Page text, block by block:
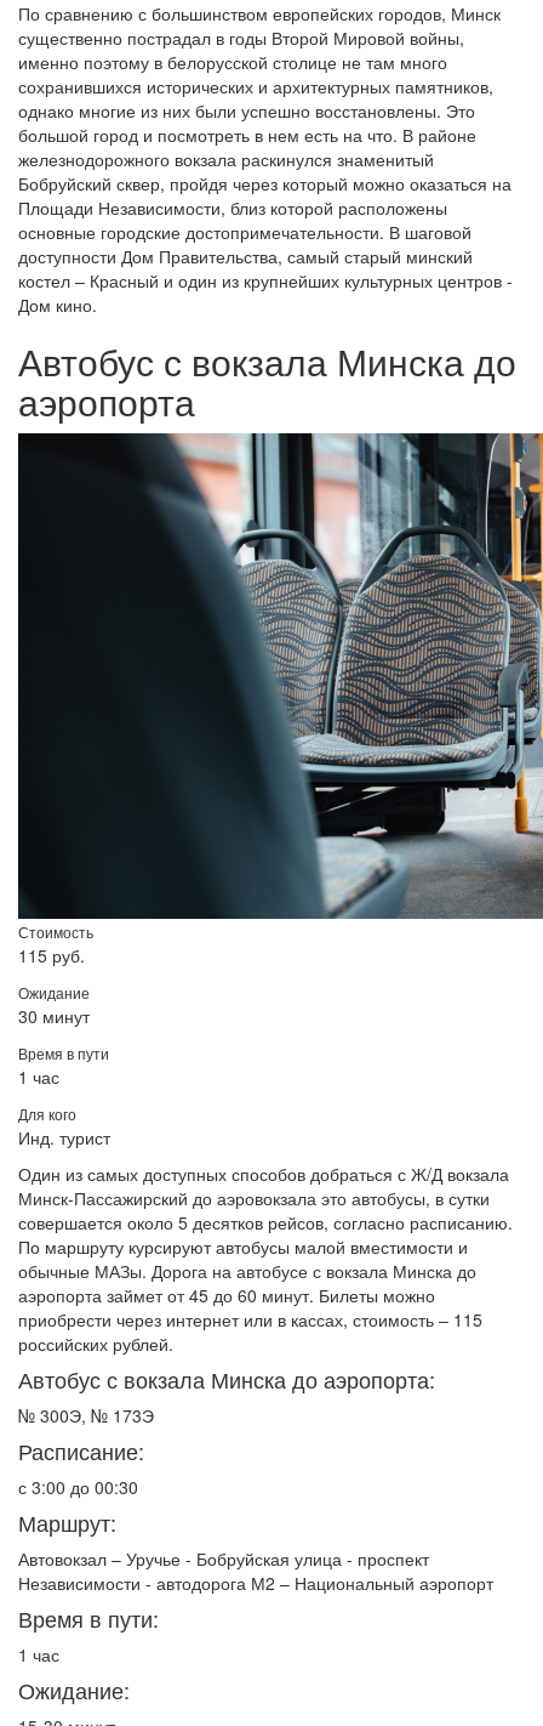
По сравнению с большинством европейских городов, Минск
существенно пострадал в годы Второй Мировой войны,
именно поэтому в белорусской столице не там много
сохранившихся исторических и архитектурных памятников,
однако многие из них были успешно восстановлены. Это
большой город и посмотреть в нем есть на что. В районе
железнодорожного вокзала раскинулся знаменитый
Бобруйский сквер, пройдя через который можно оказаться на
Площади Независимости, близ которой расположены
основные городские достопримечательности. В шаговой
доступности Дом Правительства, самый старый минский
костел – Красный и один из крупнейших культурных центров -
Дом кино.
Автобус с вокзала Минска до
аэропорта
Стоимость
115 руб.
Ожидание
30 минут
Время в пути
1 час
Для кого
Инд. турист
Один из самых доступных способов добраться с Ж/Д вокзала
Минск-Пассажирский до аэровокзала это автобусы, в сутки
совершается около 5 десятков рейсов, согласно расписанию.
По маршруту курсируют автобусы малой вместимости и
обычные МАЗы. Дорога на автобусе с вокзала Минска до
аэропорта займет от 45 до 60 минут. Билеты можно
приобрести через интернет или в кассах, стоимость – 115
российских рублей.
Автобус с вокзала Минска до аэропорта:
№ 300Э, № 173Э
Расписание:
с 3:00 до 00:30
Маршрут:
Автовокзал – Уручье - Бобруйская улица - проспект
Независимости - автодорога М2 – Национальный аэропорт
Время в пути:
1 час
Ожидание: